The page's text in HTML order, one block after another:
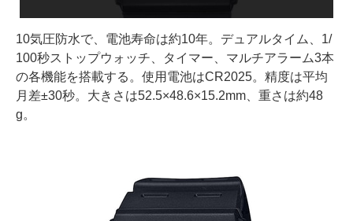
10気圧防水で、電池寿命は約10年。デュアルタイム、1/
100秒ストップウォッチ、タイマー、マルチアラーム3本
の各機能を搭載する。使用電池はCR2025。精度は平均
月差±30秒。大きさは52.5×48.6×15.2mm、重さは約48
g。